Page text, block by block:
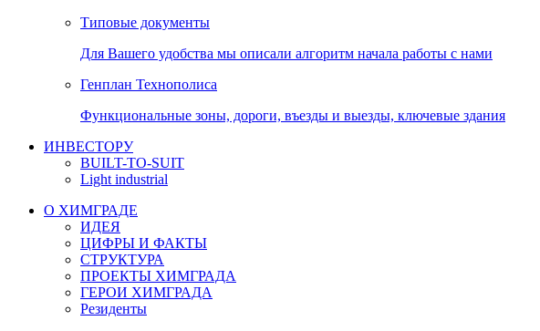
Типовые документы
Для Вашего удобства мы описали алгоритм начала работы с нами
Генплан Технополиса
Функциональные зоны, дороги, въезды и выезды, ключевые здания
ИНВЕСТОРУ
BUILT-TO-SUIT
Light industrial
О ХИМГРАДЕ
ИДЕЯ
ЦИФРЫ И ФАКТЫ
СТРУКТУРА
ПРОЕКТЫ ХИМГРАДА
ГЕРОИ ХИМГРАДА
Резиденты